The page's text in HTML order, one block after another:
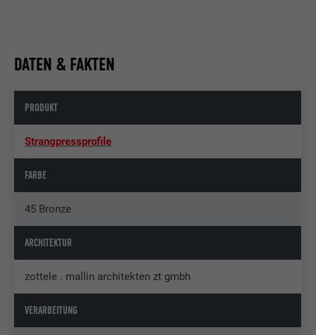
DATEN & FAKTEN
PRODUKT
Strangpressprofile
FARBE
45 Bronze
ARCHITEKTUR
zottele . mallin architekten zt gmbh
VERARBEITUNG